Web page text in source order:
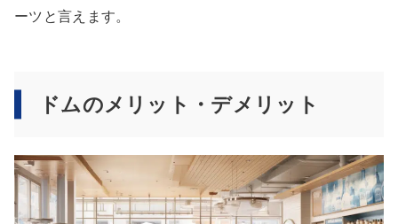
ーツと言えます。
ドムのメリット・デメリット